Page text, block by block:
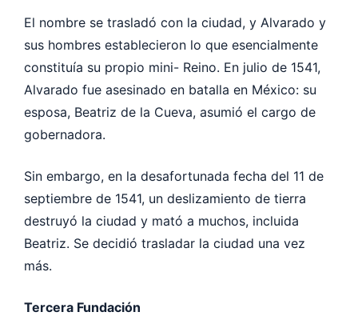
El nombre se trasladó con la ciudad, y Alvarado y
sus hombres establecieron lo que esencialmente
constituía su propio mini- Reino. En julio de 1541,
Alvarado fue asesinado en batalla en México: su
esposa, Beatriz de la Cueva, asumió el cargo de
gobernadora.
Sin embargo, en la desafortunada fecha del 11 de
septiembre de 1541, un deslizamiento de tierra
destruyó la ciudad y mató a muchos, incluida
Beatriz. Se decidió trasladar la ciudad una vez
más.
Tercera Fundación